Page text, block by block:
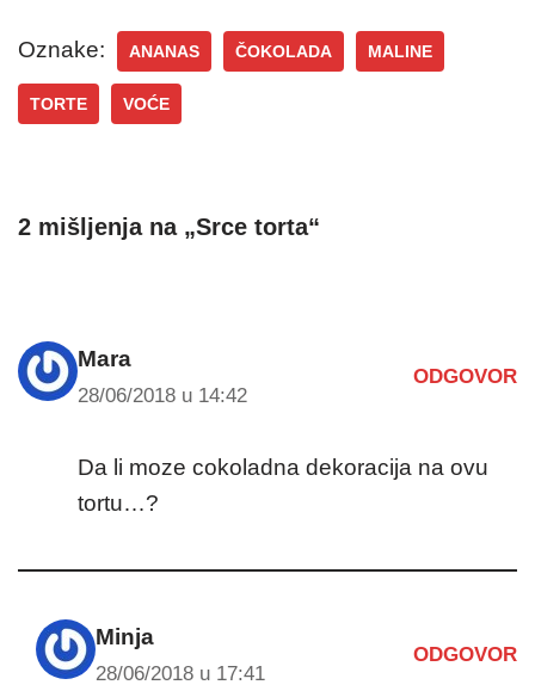
Oznake: ANANAS ČOKOLADA MALINE
TORTE VOĆE
2 mišljenja na „Srce torta“
Mara
28/06/2018 u 14:42
ODGOVOR
Da li moze cokoladna dekoracija na ovu
tortu…?
Minja
28/06/2018 u 17:41
ODGOVOR